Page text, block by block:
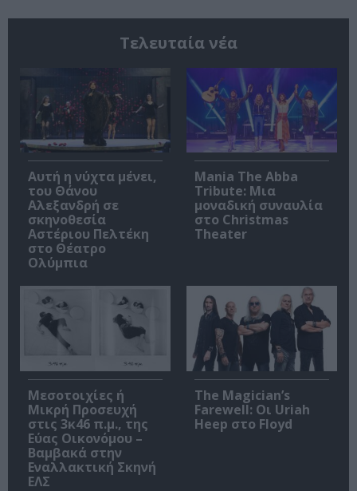
Τελευταία νέα
Αυτή η νύχτα μένει,
του Θάνου
Αλεξανδρή σε
σκηνοθεσία
Αστέριου Πελτέκη
στο Θέατρο
Ολύμπια
Mania The Abba
Tribute: Μια
μοναδική συναυλία
στο Christmas
Theater
Μεσοτοιχίες ή
Μικρή Προσευχή
στις 3κ46 π.μ., της
Εύας Οικονόμου –
Βαμβακά στην
Εναλλακτική Σκηνή
ΕΛΣ
The Magician’s
Farewell: Οι Uriah
Heep στο Floyd